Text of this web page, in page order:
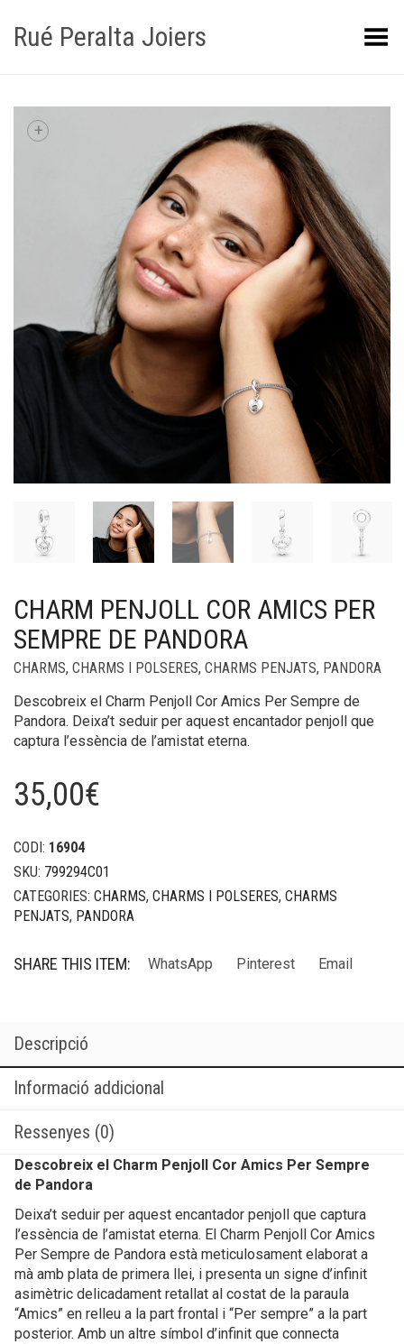
Rué Peralta Joiers Obrir/tancar el menú
+
CHARM PENJOLL COR AMICS PER
SEMPRE DE PANDORA
CHARMS, CHARMS I POLSERES, CHARMS PENJATS, PANDORA
Descobreix el Charm Penjoll Cor Amics Per Sempre de
Pandora. Deixa’t seduir per aquest encantador penjoll que
captura l’essència de l’amistat eterna.
35,00€
CODI: 16904
SKU: 799294C01
CATEGORIES: CHARMS, CHARMS I POLSERES, CHARMS
PENJATS, PANDORA
SHARE THIS ITEM: WhatsApp Pinterest Email
Descripció
Informació addicional
Ressenyes (0)
Descobreix el Charm Penjoll Cor Amics Per Sempre
de Pandora
Deixa’t seduir per aquest encantador penjoll que captura
l’essència de l’amistat eterna. El Charm Penjoll Cor Amics
Per Sempre de Pandora està meticulosament elaborat a
mà amb plata de primera llei, i presenta un signe d’infinit
asimètric delicadament retallat al costat de la paraula
“Amics” en relleu a la part frontal i “Per sempre” a la part
posterior. Amb un altre símbol d’infinit que connecta